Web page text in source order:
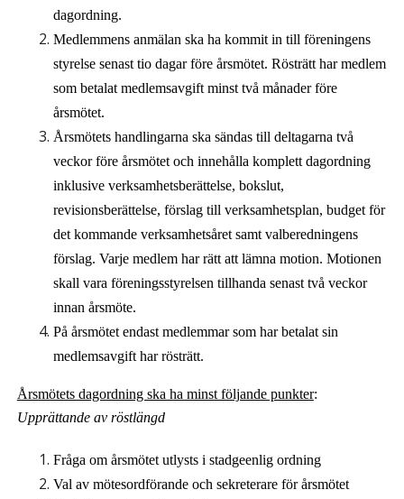
dagordning.
Medlemmens anmälan ska ha kommit in till föreningens
styrelse senast tio dagar före årsmötet. Rösträtt har medlem
som betalat medlemsavgift minst två månader före
årsmötet.
Årsmötets handlingarna ska sändas till deltagarna två
veckorföre årsmötet och innehålla komplett dagordning
inklusive verksamhetsberättelse, bokslut,
revisionsberättelse, förslag till verksamhetsplan, budget för
det kommande verksamhetsåret samt valberedningens
förslag. Varje medlem har rätt att lämna motion. Motionen
skall vara föreningsstyrelsen tillhanda senast två veckor
innan årsmöte.
På årsmötet endast medlemmar som har betalat sin
medlemsavgift har rösträtt.
Årsmötets dagordning ska ha minst följande punkter:
Upprättande av röstlängd
Fråga om årsmötet utlysts i stadgeenlig ordning
Val av mötesordförande och sekreterare för årsmötet